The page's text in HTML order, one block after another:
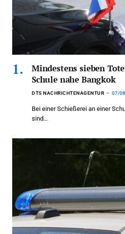
Mindestens sieben
Schule nahe Bangkok
DTS NACHRICHTENAGENTUR 07/
Bei einer Schießerei an einer
sind…